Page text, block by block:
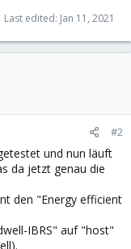
Last edited: Jan 11, 2021
#2
und nun läuft
da jetzt genau die
den "Energy efficient
IBRS" auf "host"